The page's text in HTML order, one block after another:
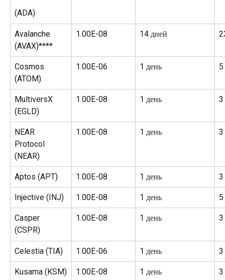
(ADA)
Avalanche
(AVAX)****
1.00E-08 14 дней
Cosmos
(ATOM)
1.00E-06 1 день
MultiversX
(EGLD)
1.00E-08 1 день 3
NEAR
Protocol
(NEAR)
1.00E-08 1 день 3
Aptos (APT) 1.00E-08 1 день 3
Injective (INJ) 1.00E-08 1 день
Casper
(CSPR)
1.00E-08 1 день 3
Celestia (TIA) 1.00E-06 1 день 3
Kusama (KSM) 1.00E-08 1 день 3